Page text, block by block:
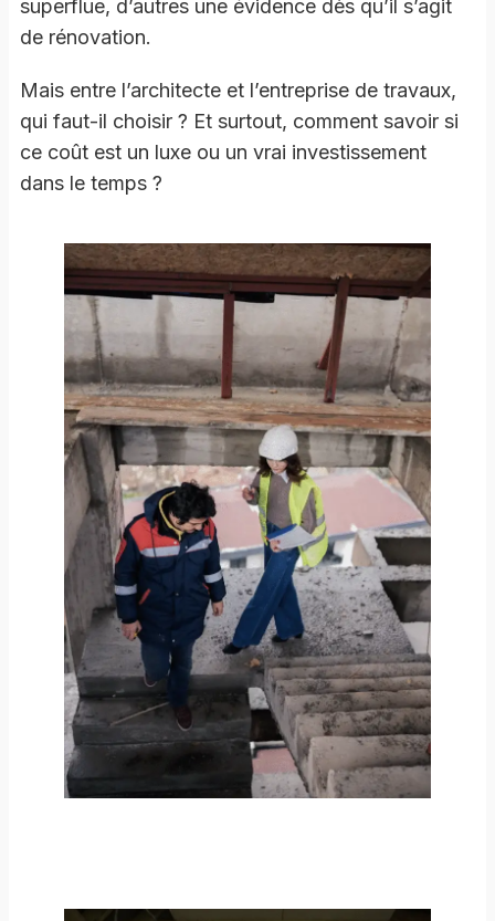
superflue, d’autres une évidence dès qu’il s’agit
de rénovation.
Mais entre l’architecte et l’entreprise de travaux,
qui faut-il choisir ? Et surtout, comment savoir si
ce coût est un luxe ou un vrai investissement
dans le temps ?